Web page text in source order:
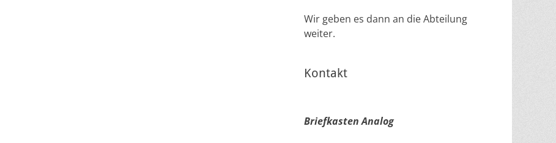
Wir geben es dann an die Abteilung
weiter.
Kontakt
Briefkasten Analog